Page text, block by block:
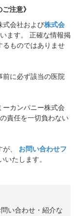
注意》
式会社および株式会
ます。 正確な情報掲
るものではありませ
に必ず該当の医院
ーカンパニー株式会
責任を一切負わない
、
お問い合わせフ
たします。
い合わせ・紹介な